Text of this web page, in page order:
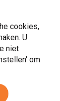
Ook in de
van
cookies,
U
niet
om